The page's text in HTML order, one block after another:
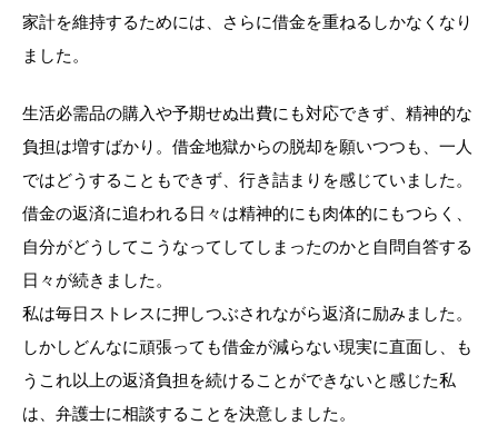
家計を維持するためには、さらに借金を重ねるしかなくなり
ました。
生活必需品の購入や予期せぬ出費にも対応できず、精神的な
負担は増すばかり。借金地獄からの脱却を願いつつも、一人
ではどうすることもできず、行き詰まりを感じていました。
借金の返済に追われる日々は精神的にも肉体的にもつらく、
自分がどうしてこうなってしてしまったのかと自問自答する
日々が続きました。
私は毎日ストレスに押しつぶされながら返済に励みました。
しかしどんなに頑張っても借金が減らない現実に直面し、も
うこれ以上の返済負担を続けることができないと感じた私
は、弁護士に相談することを決意しました。